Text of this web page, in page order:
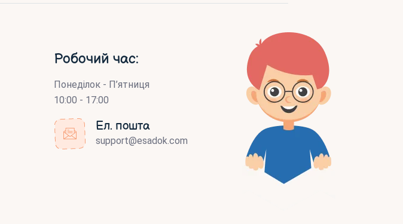
Робочий час:
Понеділок - П’ятниця
10:00 - 17:00
Ел. пошта
support@esadok.com